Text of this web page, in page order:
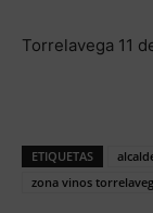
Torrelavega 11
ETIQUETAS
zona vinos